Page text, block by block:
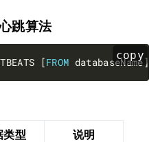
跳算法
copy
[FROM
类型 说明